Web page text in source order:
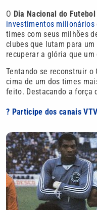
O Dia Nacional do Futebol
investimentos milionários
times com seus milhões
clubes que lutam para
recuperar a glória que
Tentando se reconstruir o
cima de um dos times
feito. Destacando a força
? Participe dos canais